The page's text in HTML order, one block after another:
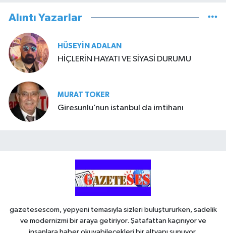
Alıntı Yazarlar
HÜSEYIN ADALAN
HİÇLERİN HAYATI VE SİYASİ DURUMU
MURAT TOKER
Giresunlu’nun istanbul da imtihanı
gazetesescom, yepyeni temasıyla sizleri buluştururken, sadelik
ve modernizmi bir araya getiriyor. Şatafattan kaçınıyor ve
insanlara haber okuyabilecekleri bir altyapı sunuyor.